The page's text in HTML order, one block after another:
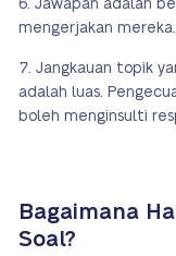
Jawapan adalah
mengerjakan mereka.
Jangkauan topik
adalah luas.
boleh menginsulti
Bagaimana
Soal?